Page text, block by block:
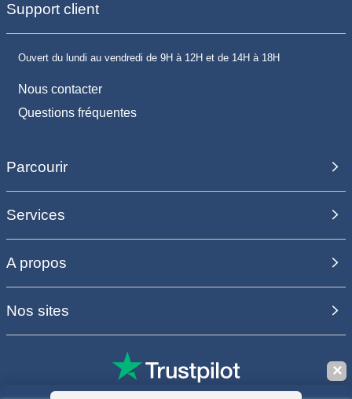
Support client
Ouvert du lundi au vendredi de 9H à 12H et de 14H à 18H
Nous contacter
Questions fréquentes
Parcourir
Services
A propos
Nos sites
✕